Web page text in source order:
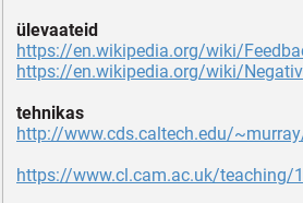
ülevaateid
https://en.wikipedia.org/wiki/
https://en.wikipedia.org/wiki/
tehnikas
http://www.cds.caltech.edu/
https://www.cl.cam.ac.uk/teaching/